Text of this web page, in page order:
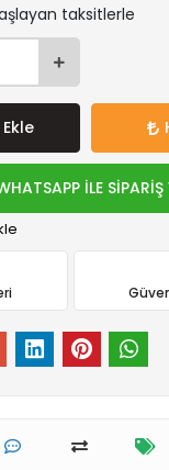
taksitlerle
İLE SİPARİŞ